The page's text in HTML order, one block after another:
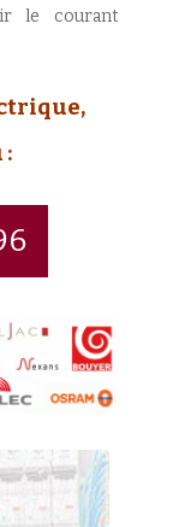
le courant
: